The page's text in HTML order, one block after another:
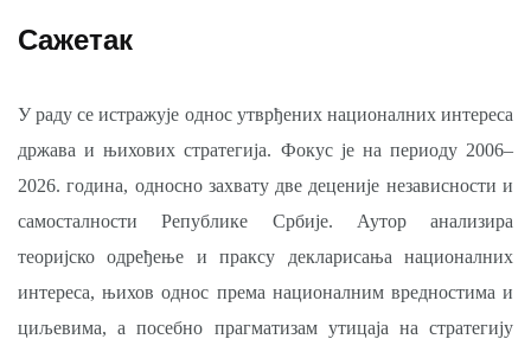
Сажетак
У раду се истражује однос утврђених националних интереса
држава и њихових стратегија. Фокус је на периоду 2006–
2026. година, односно захвату две деценије независности и
самосталности Републике Србије. Аутор анализира
теоријско одређење и праксу декларисања националних
интереса, њихов однос према националним вредностима и
циљевима, а посебно прагматизам утицаја на стратегију